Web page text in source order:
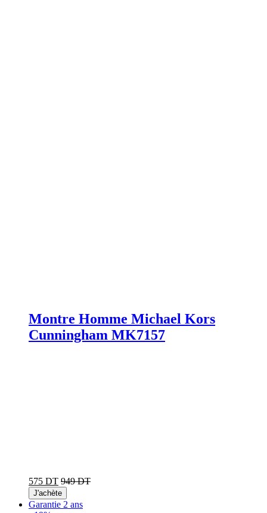
Montre Homme Michael Kors
Cunningham MK7157
575 DT 949 DT
J'achète
Garantie 2 ans